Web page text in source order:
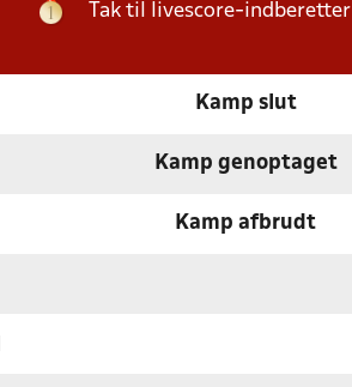
Tak til livescore-indberetter
Kamp slut
Kamp genoptaget
Kamp afbrudt